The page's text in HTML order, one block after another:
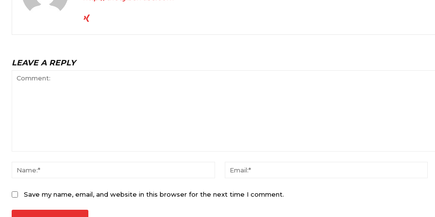
LEAVE A REPLY
Name:*
Save my name, email, and website in this browser for the next time I comment.